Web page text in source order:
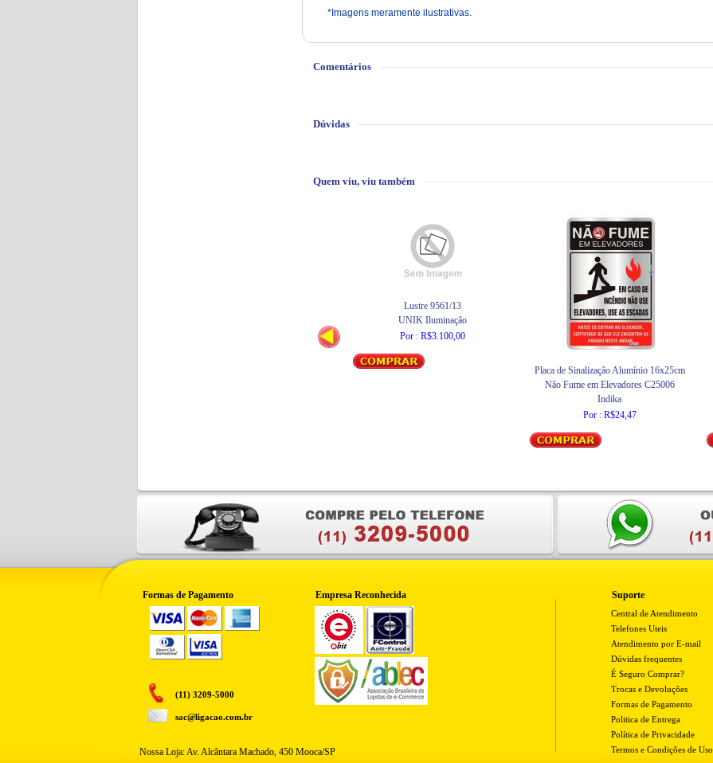
*Imagens meramente ilustrativas.
Comentários
Dúvidas
Quem viu, viu também
Lustre 9561/13
UNIK Iluminação
Por : R$3.100,00
Placa de Sinalização Alumínio 16x25cm
Não Fume em Elevadores C25006
Indika
Por : R$24,47
Formas de Pagamento Empresa Reconhecida
(11) 3209-5000
sac@ligacao.com.br
Suporte
Central de Atendimento
Telefones Uteis
Atendimento por E-mail
Dúvidas frequentes
É Seguro Comprar?
Trocas e Devoluções
Formas de Pagamento
Politica de Entrega
Política de Privacidade
Termos e Condições de Uso
Nossa Loja: Av. Alcântara Machado, 450 Mooca/SP